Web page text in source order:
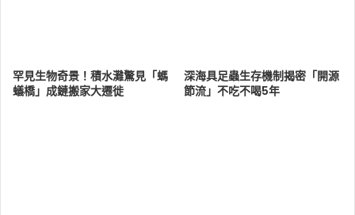
罕見生物奇景！積水灘驚見「螞
蟻橋」成鏈搬家大遷徙
深海具足蟲生存機制揭密「開源
節流」不吃不喝5年